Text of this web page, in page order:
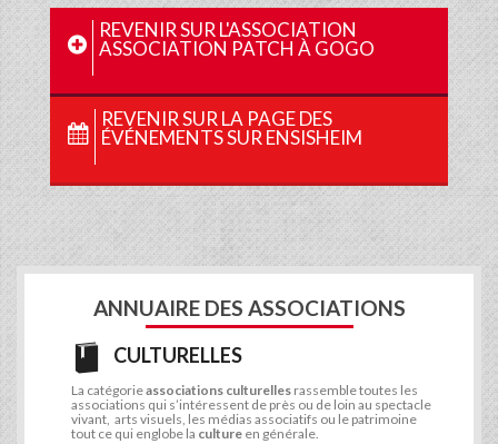
REVENIR SUR L'ASSOCIATION
ASSOCIATION PATCH À GOGO
REVENIR SUR LA PAGE DES
ÉVÉNEMENTS SUR ENSISHEIM
ANNUAIRE DES ASSOCIATIONS
CULTURELLES
La catégorieassociations culturelles rassemble toutes les
associations qui s’intéressent de près ou de loin au spectacle
vivant, arts visuels, les médias associatifs ou le patrimoine
tout ce qui englobe la culture en générale.